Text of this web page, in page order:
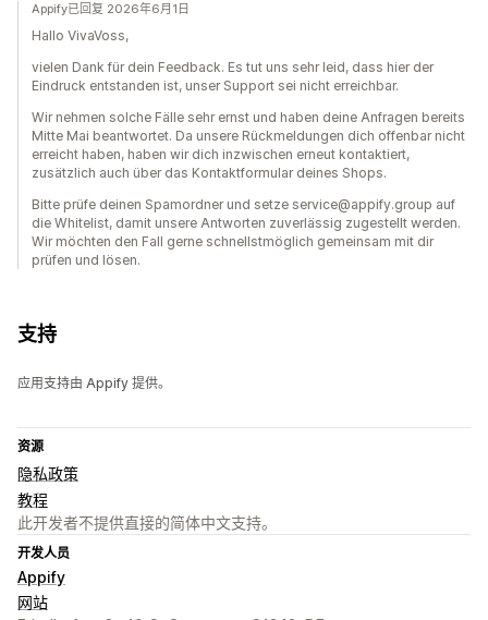
Appify已回复 2026年6月1日
Hallo VivaVoss,
vielen Dank für dein Feedback. Es tut uns sehr leid, dass hier der
Eindruck entstanden ist, unser Support sei nicht erreichbar.
Wir nehmen solche Fälle sehr ernst und haben deine Anfragen bereits
Mitte Mai beantwortet. Da unsere Rückmeldungen dich offenbar nicht
erreicht haben, haben wir dich inzwischen erneut kontaktiert,
zusätzlich auch über das Kontaktformular deines Shops.
Bitte prüfe deinen Spamordner und setze service@appify.group auf
die Whitelist, damit unsere Antworten zuverlässig zugestellt werden.
Wir möchten den Fall gerne schnellstmöglich gemeinsam mit dir
prüfen und lösen.
支持
应用支持由 Appify 提供。
资源
隐私政策
教程
此开发者不提供直接的简体中文支持。
开发人员
Appify
网站